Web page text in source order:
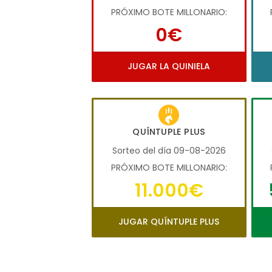
PRÓXIMO BOTE MILLONARIO:
0€
JUGAR LA QUINIELA
QUÍNTUPLE PLUS
Sorteo del día 09-08-2026
PRÓXIMO BOTE MILLONARIO:
11.000€
JUGAR QUÍNTUPLE PLUS